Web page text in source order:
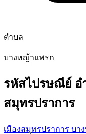
ตำบล
บางหญ้าแพรก
รหัสไปรษณีย์ อ
สมุทรปราการ
เมืองสมุทรปราการ บา